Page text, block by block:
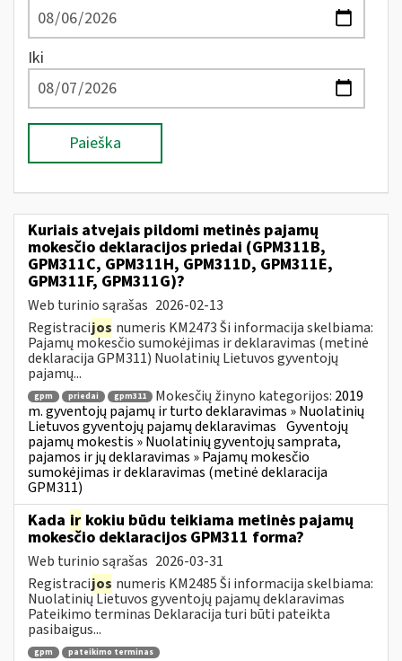
Iki
Paieška
Kuriais atvejais pildomi metinės pajamų
mokesčio deklaracijos priedai (GPM311B,
GPM311C, GPM311H, GPM311D, GPM311E,
GPM311F, GPM311G)?
Web turinio sąrašas 2026-02-13
Registracijos numeris KM2473 Ši informacija skelbiama:
Pajamų mokesčio sumokėjimas ir deklaravimas (metinė
deklaracija GPM311) Nuolatinių Lietuvos gyventojų
pajamų...
gpm priedai gpm311 Mokesčių žinyno kategorijos: 2019
m. gyventojų pajamų ir turto deklaravimas » Nuolatinių
Lietuvos gyventojų pajamų deklaravimas Gyventojų
pajamų mokestis » Nuolatinių gyventojų samprata,
pajamos ir jų deklaravimas » Pajamų mokesčio
sumokėjimas ir deklaravimas (metinė deklaracija
GPM311)
Kada ir kokiu būdu teikiama metinės pajamų
mokesčio deklaracijos GPM311 forma?
Web turinio sąrašas 2026-03-31
Registracijos numeris KM2485 Ši informacija skelbiama:
Nuolatinių Lietuvos gyventojų pajamų deklaravimas
Pateikimo terminas Deklaracija turi būti pateikta
pasibaigus...
gpm
pateikimo terminas